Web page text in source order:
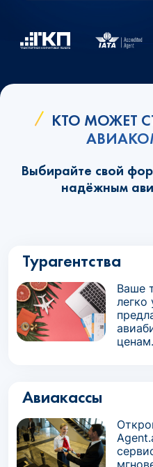
КТО МОЖЕТ
Выбирайте свой
надёжным
Турагентства
Ваше
легко
ценам.
Авиакассы